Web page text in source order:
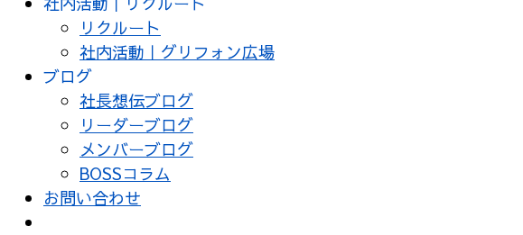
リクルート
社内活動｜グリフォン広場
ブログ
社長想伝ブログ
リーダーブログ
メンバーブログ
BOSSコラム
お問い合わせ